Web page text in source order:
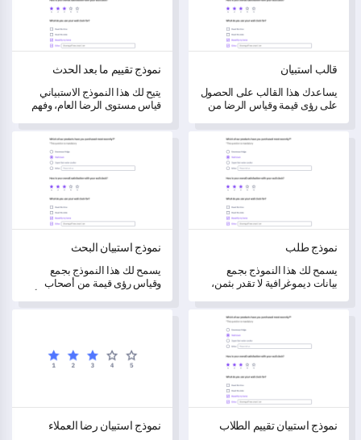
قالب استبيان
يساعدك هذا القالب على الحصول
على رؤى قيمة وقياس الرضا من
نموذج تقييم ما بعد الحدث
يتيح لك هذا النموذج الاستبياني
قياس مستوى الرضا العام، وفهم
مجالات التحسين في فعالياتك.
نموذج طلب
نموذج طلب
يسمح لك هذا النموذج بجمع
بيانات ديموغرافية لا تقدر بثمن،
وملاحظات المستخدم لفهم
وتقييم التجارب.
نموذج استبيان البحث
نموذج استبيان البحث
يسمح لك هذا النموذج بجمع
وقياس رؤى قيمة من أصحاب
لديهم.
نموذج استبيان تقييم الطلاب
نموذج استبيان تقييم الطلاب نموذج استبيان رضا العملاء